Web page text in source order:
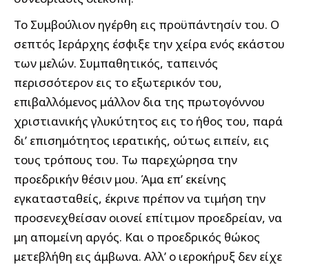
Το Συμβούλιον ηγέρθη εις προϋπάντησίν του. Ο
σεπτός Ιεράρχης έσφιξε την χείρα ενός εκάστου
των μελών. Συμπαθητικός, ταπεινός
περισσότερον εις το εξωτερικόν του,
επιβαλλόμενος μάλλον δια της πρωτογόννου
χριστιανικής γλυκύτητος εις το ήθος του, παρά
δι’ επισημότητος ιερατικής, ούτως ειπείν, εις
τους τρόπους του. Τω παρεχώρησα την
προεδρικήν θέσιν μου. Άμα επ’ εκείνης
εγκατασταθείς, έκρινε πρέπον να τιμήση την
προσενεχθείσαν οιονεί επίτιμον προεδρείαν, να
μη απομείνη αργός. Και ο προεδρικός θώκος
μετεβλήθη εις άμβωνα. Αλλ’ ο ιεροκήρυξ δεν είχε